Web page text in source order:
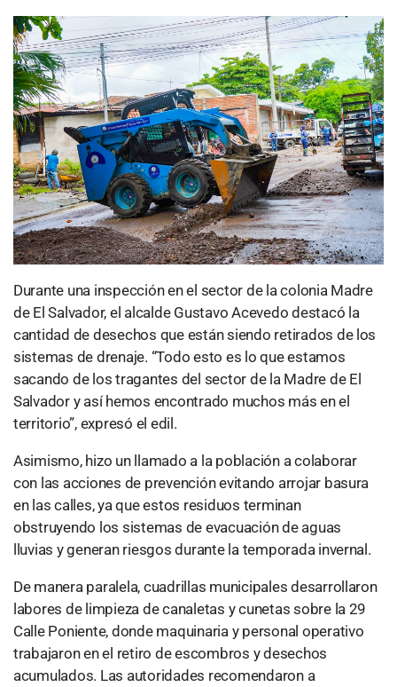
Durante una inspección en el sector de la colonia Madre
de El Salvador, el alcalde Gustavo Acevedo destacó la
cantidad de desechos que están siendo retirados de los
sistemas de drenaje. “Todo esto es lo que estamos
sacando de los tragantes del sector de la Madre de El
Salvador y así hemos encontrado muchos más en el
territorio”, expresó el edil.
Asimismo, hizo un llamado a la población a colaborar
con las acciones de prevención evitando arrojar basura
en las calles, ya que estos residuos terminan
obstruyendo los sistemas de evacuación de aguas
lluvias y generan riesgos durante la temporada invernal.
De manera paralela, cuadrillas municipales desarrollaron
labores de limpieza de canaletas y cunetas sobre la 29
Calle Poniente, donde maquinaria y personal operativo
trabajaron en el retiro de escombros y desechos
acumulados. Las autoridades recomendaron a